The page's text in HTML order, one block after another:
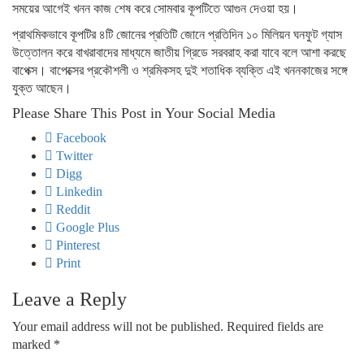
সময়ের আগেই খনন কাজ শেষ করে সোমবার কূপটিতে আগুন দেওয়া হয়।
প্রাথমিকভাবে কূপটির ৪টি জোনের প্রতিটি জোনে প্রতিদিন ১০ মিলিয়ন ঘনফুট গ্যাস
উত্তোলন করে বাখরাবাদের মাধ্যমে জাতীয় গ্রিডে সরবরাহ করা যাবে বলে আশা করছে
বাপেক্স। বাপেক্সের প্রকৌশলী ও শ্রমিকসহ দুই শতাধিক ব্যক্তি এই খননকাজের সঙ্গে
যুক্ত আছেন।
Please Share This Post in Your Social Media
Facebook
Twitter
Digg
Linkedin
Reddit
Google Plus
Pinterest
Print
Leave a Reply
Your email address will not be published. Required fields are
marked *